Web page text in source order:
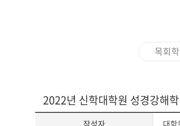
목회
2022년 신학대학원 성경강해
작성자 대학